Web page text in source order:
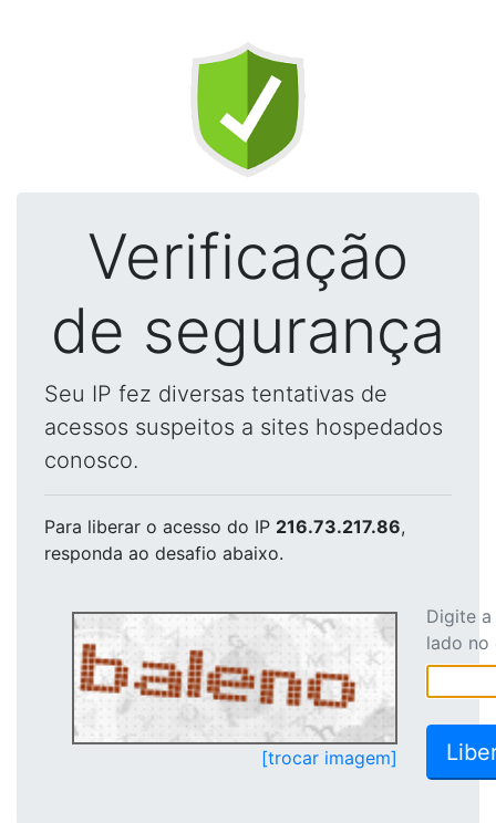
Verificação
de segurança
Seu IP fez diversas tentativas de
acessos suspeitos a sites hospedados
conosco.
Para liberar o acesso do IP 216.73.217.86,
responda ao desafio abaixo.
[trocar imagem]
Digite
lado no